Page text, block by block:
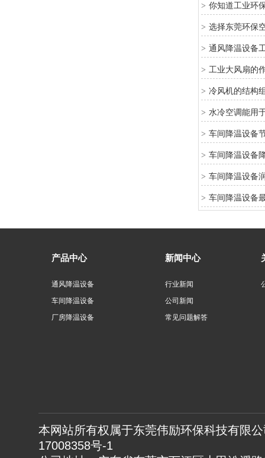
> 你知道工业环
> 选择东莞环保
> 通风降温设备
> 工业大风扇的
> 冷风机的结构
> 水冷空调能用
> 车间降温设备
> 车间降温设备
> 车间降温设备
> 车间降温设备
产品中心
通风降温设备
车间降温设备
厂房降温设备
新闻中心
行业新闻
公司新闻
常见问题解答
本网站所有权属于东莞伟励环保科技有限
17008358号-1